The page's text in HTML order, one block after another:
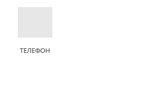
ТЕЛЕФОН